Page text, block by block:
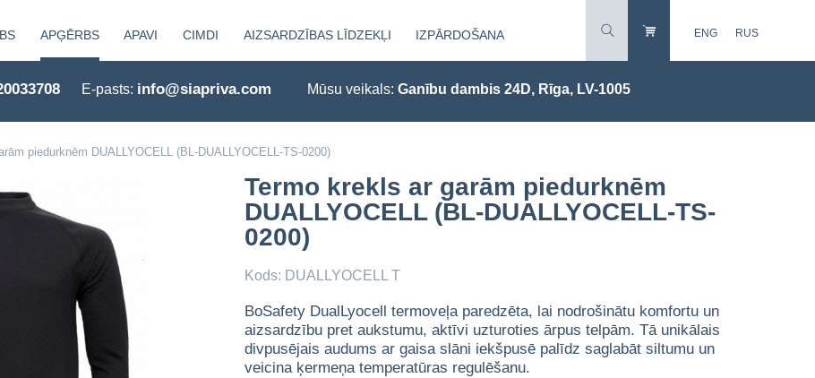
APĢĒRBS APAVI CIMDI AIZSARDZĪBAS LĪDZEKĻI IZPĀRDOŠANA ENG RUS
E-pasts: info@siapriva.com Mūsu veikals: Ganību dambis 24D, Rīga, LV-1005
piedurknēm DUALLYOCELL (BL-DUALLYOCELL-TS-0200)
Termo krekls ar garām piedurknēm
DUALLYOCELL (BL-DUALLYOCELL-TS-
0200)
Kods: DUALLYOCELL T
BoSafety DualLyocell termoveļa paredzēta, lai nodrošinātu komfortu un
aizsardzību pret aukstumu, aktīvi uzturoties ārpus telpām. Tā unikālais
divpusējais audums ar gaisa slāni iekšpusē palīdz saglabāt siltumu un
veicina ķermeņa temperatūras regulēšanu.